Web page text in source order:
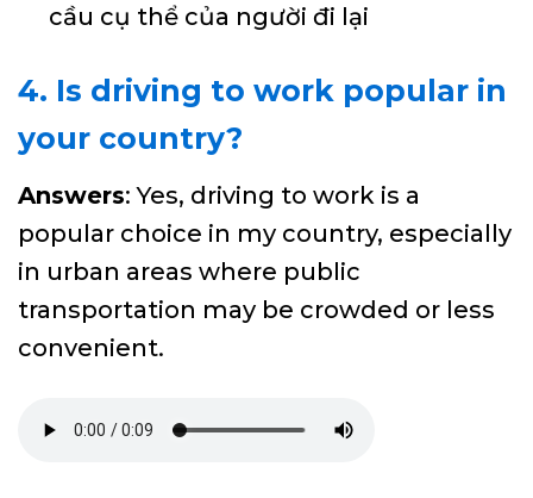
cầu cụ thể của người đi lại
4. Is driving to work popular in
your country?
Answers: Yes, driving to work is a
popular choice in my country, especially
in urban areas where public
transportation may be crowded or less
convenient.